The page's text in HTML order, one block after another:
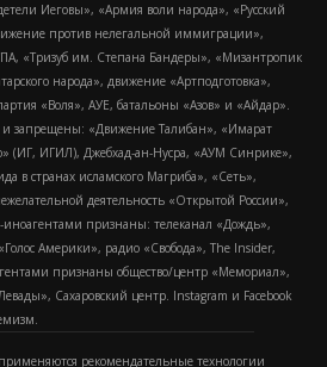
Иеговы», «Армия воли народа», «Русский
против нелегальной иммиграции»,
«Тризуб им. Степана Бандеры», «Мизантропик
народа», движение «Артподготовка»,
«Воля», АУЕ, батальоны «Азов» и «Айдар».
запрещены: «Движение Талибан», «Имарат
(ИГ, ИГИЛ), Джебхад-ан-Нусра, «АУМ Синрике»,
в странах исламского Магриба», «Сеть»,
деятельность «Открытой России»,
признаны: телеканал «Дождь»,
Америки», радио «Свобода», The Insider,
признаны общество/центр «Мемориал»,
Сахаровский центр. Instagram и Facebook
рекомендательные технологии